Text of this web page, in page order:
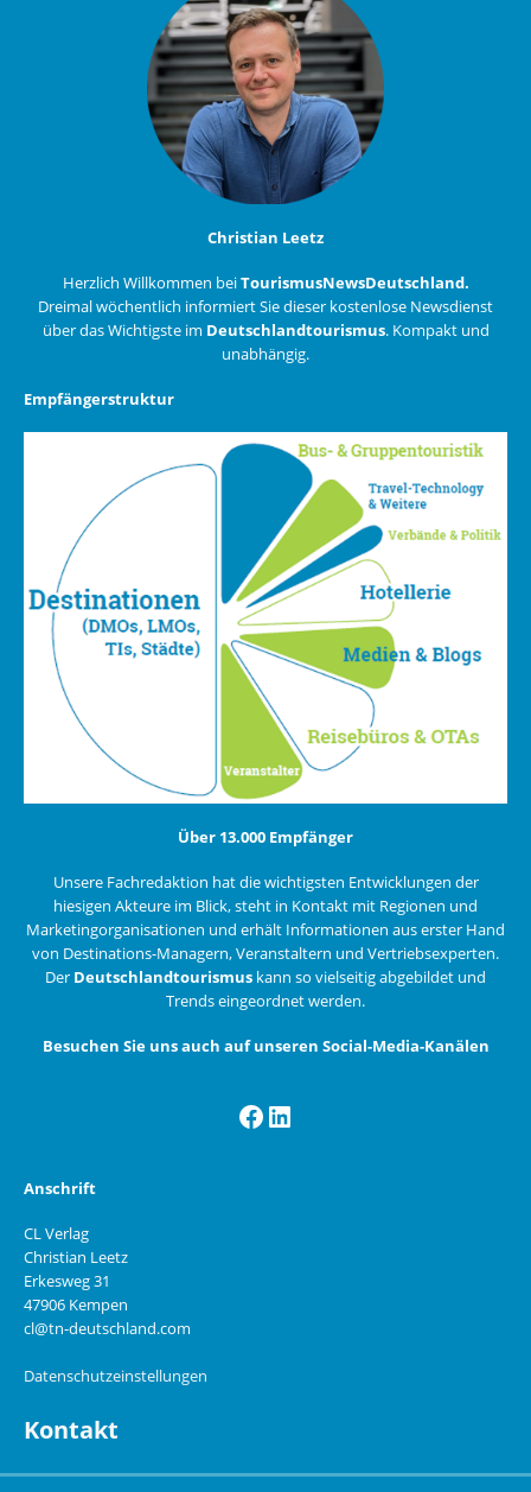
Christian Leetz
Herzlich Willkommen beiTourismusNewsDeutschland.
Dreimal wöchentlich informiert Sie dieser kostenlose Newsdienst
über das Wichtigste im Deutschlandtourismus. Kompakt und
unabhängig.
Empfängerstruktur
Über 13.000 Empfänger
Unsere Fachredaktion hat die wichtigsten Entwicklungen der
hiesigen Akteure im Blick, steht in Kontakt mit Regionen und
Marketingorganisationen und erhält Informationen aus erster Hand
von Destinations-Managern, Veranstaltern und Vertriebsexperten.
Der Deutschlandtourismus kann so vielseitig abgebildet und
Trends eingeordnet werden.
Besuchen Sie uns auch auf unseren Social-Media-Kanälen
Facebook
LinkedIn
Anschrift
CL Verlag
Christian Leetz
Erkesweg 31
47906 Kempen
cl@tn-deutschland.com
Datenschutzeinstellungen
Kontakt